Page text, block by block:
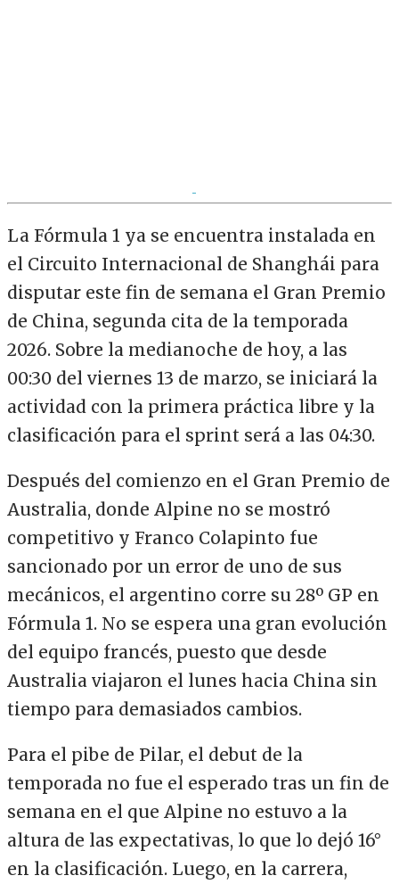
La Fórmula 1 ya se encuentra instalada en
el Circuito Internacional de Shanghái para
disputar este fin de semana el Gran Premio
de China, segunda cita de la temporada
2026. Sobre la medianoche de hoy, a las
00:30 del viernes 13 de marzo, se iniciará la
actividad con la primera práctica libre y la
clasificación para el sprint será a las 04:30.
Después del comienzo en el Gran Premio de
Australia, donde Alpine no se mostró
competitivo y Franco Colapinto fue
sancionado por un error de uno de sus
mecánicos, el argentino corre su 28º GP en
Fórmula 1. No se espera una gran evolución
del equipo francés, puesto que desde
Australia viajaron el lunes hacia China sin
tiempo para demasiados cambios.
Para el pibe de Pilar, el debut de la
temporada no fue el esperado tras un fin de
semana en el que Alpine no estuvo a la
altura de las expectativas, lo que lo dejó 16°
en la clasificación. Luego, en la carrera,